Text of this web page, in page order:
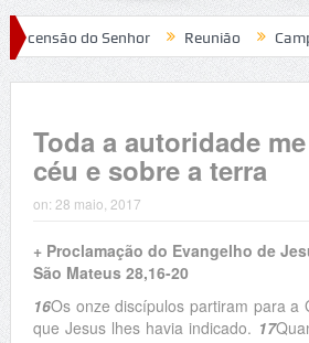
do Senhor Reunião
Toda a autoridade
céu e sobre a terra
on: 28 maio, 2017
+ Proclamação do Evangelho de
São Mateus 28,16-20
16Os onze discípulos partiram para a
que Jesus lhes havia indicado. 17